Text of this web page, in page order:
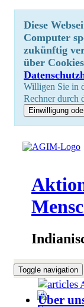
Diese
Computer
zukünftig
über
Willigen Sie in
Rechner durch
Toggle navigation
Über